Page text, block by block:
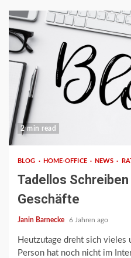
2 min read
BLOG HOME-OFFICE NEWS
Tadellos
Geschäfte
Janin Barnecke 6 Jahren ago
Heutzutage dreht sich vieles
Person hat noch nicht im